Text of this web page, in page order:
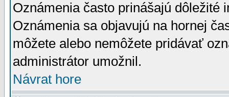
Oznámenia často prinášajú dôležité
Oznámenia sa objavujú na hornej
môžete alebo nemôžete pridávať
administrátor umožnil.
Návrat hore